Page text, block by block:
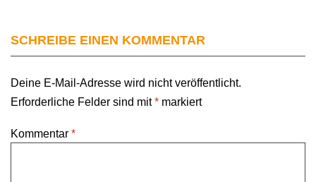
SCHREIBE EINEN KOMMENTAR
Deine E-Mail-Adresse wird nicht veröffentlicht.
Erforderliche Felder sind mit* markiert
Kommentar *